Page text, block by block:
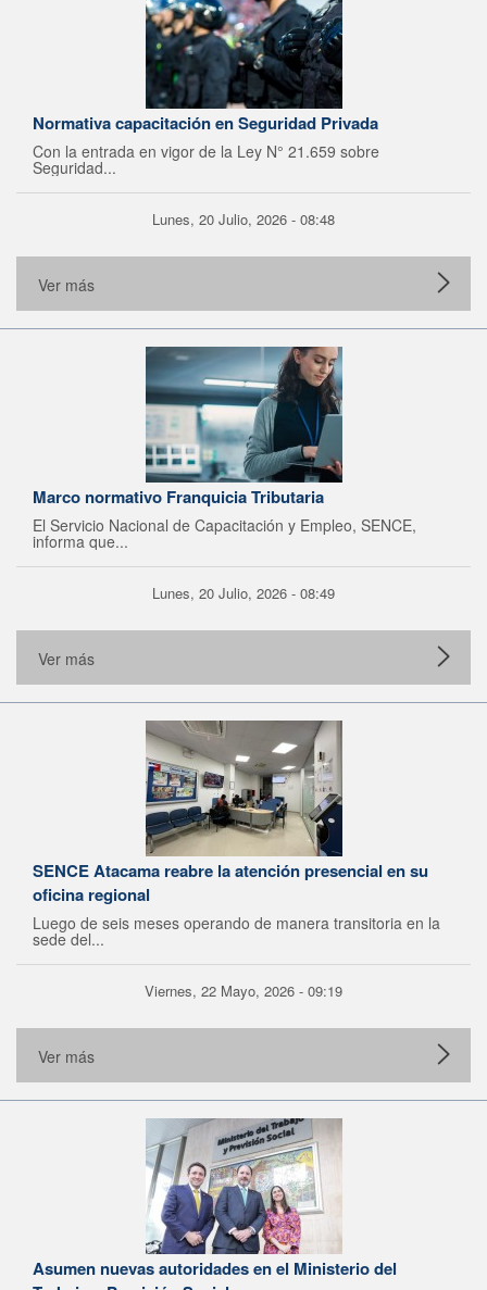
Normativa capacitación en Seguridad Privada
Con la entrada en vigor de la Ley N° 21.659 sobre
Seguridad...
Lunes, 20 Julio, 2026 - 08:48
Ver más
Marco normativo Franquicia Tributaria
El Servicio Nacional de Capacitación y Empleo, SENCE,
informa que...
Lunes, 20 Julio, 2026 - 08:49
Ver más
SENCE Atacama reabre la atención presencial en su
oficina regional
Luego de seis meses operando de manera transitoria en la
sede del...
Viernes, 22 Mayo, 2026 - 09:19
Ver más
Asumen nuevas autoridades en el Ministerio del